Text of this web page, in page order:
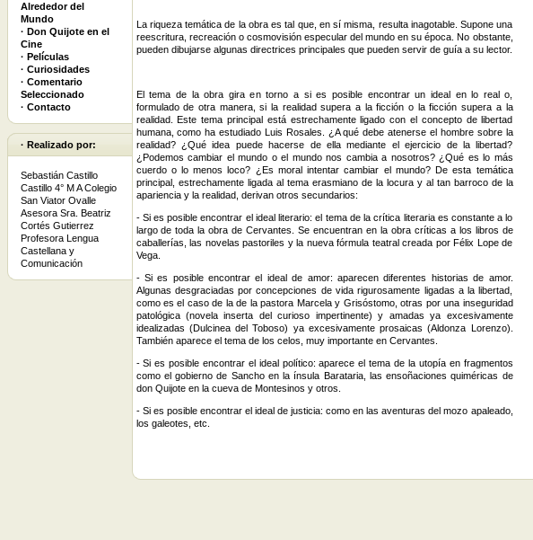
Alrededor del
Mundo
· Don Quijote en el
Cine
· Películas
· Curiosidades
· Comentario
Seleccionado
· Contacto
· Realizado por:
Sebastián Castillo
Castillo 4° M A Colegio
San Viator Ovalle
Asesora Sra. Beatriz
Cortés Gutierrez
Profesora Lengua
Castellana y
Comunicación
La riqueza temática de la obra es tal que, en sí misma, resulta inagotable. Supone una
reescritura, recreación o cosmovisión especular del mundo en su época. No obstante,
pueden dibujarse algunas directrices principales que pueden servir de guía a su lector.
El tema de la obra gira en torno a si es posible encontrar un ideal en lo real o,
formulado de otra manera, si la realidad supera a la ficción o la ficción supera a la
realidad. Este tema principal está estrechamente ligado con el concepto de libertad
humana, como ha estudiado Luis Rosales. ¿A qué debe atenerse el hombre sobre la
realidad? ¿Qué idea puede hacerse de ella mediante el ejercicio de la libertad?
¿Podemos cambiar el mundo o el mundo nos cambia a nosotros? ¿Qué es lo más
cuerdo o lo menos loco? ¿Es moral intentar cambiar el mundo? De esta temática
principal, estrechamente ligada al tema erasmiano de la locura y al tan barroco de la
apariencia y la realidad, derivan otros secundarios:
- Si es posible encontrar el ideal literario: el tema de la crítica literaria es constante a lo
largo de toda la obra de Cervantes. Se encuentran en la obra críticas a los libros de
caballerías, las novelas pastoriles y la nueva fórmula teatral creada por Félix Lope de
Vega.
- Si es posible encontrar el ideal de amor: aparecen diferentes historias de amor.
Algunas desgraciadas por concepciones de vida rigurosamente ligadas a la libertad,
como es el caso de la de la pastora Marcela y Grisóstomo, otras por una inseguridad
patológica (novela inserta del curioso impertinente) y amadas ya excesivamente
idealizadas (Dulcinea del Toboso) ya excesivamente prosaicas (Aldonza Lorenzo).
También aparece el tema de los celos, muy importante en Cervantes.
- Si es posible encontrar el ideal político: aparece el tema de la utopía en fragmentos
como el gobierno de Sancho en la ínsula Barataria, las ensoñaciones quiméricas de
don Quijote en la cueva de Montesinos y otros.
- Si es posible encontrar el ideal de justicia: como en las aventuras del mozo apaleado,
los galeotes, etc.